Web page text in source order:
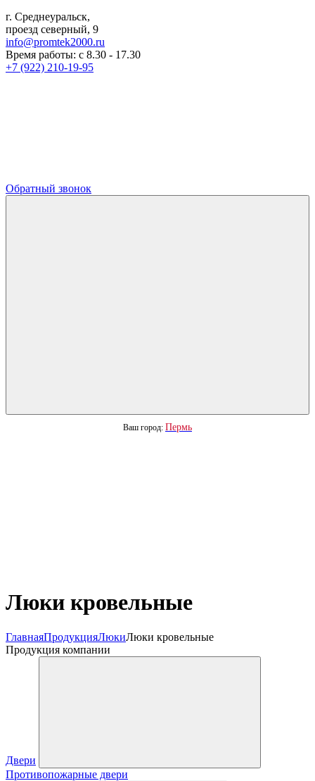
г. Среднеуральск,
проезд северный, 9
info@promtek2000.ru
Время работы: с 8.30 - 17.30
+7 (922) 210-19-95
Обратный звонок
Ваш город: Пермь
Люки кровельные
ГлавнаяПродукцияЛюкиЛюки кровельные
Продукция компании
Двери
Противопожарные двери